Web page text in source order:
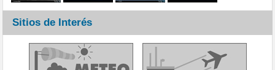
Sitios de Interés